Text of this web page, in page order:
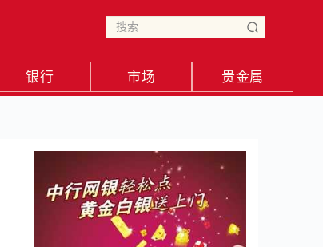
银行 市场 贵金属